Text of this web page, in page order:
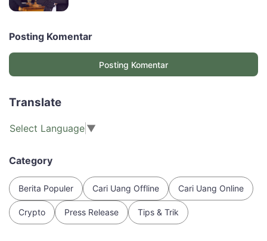
Posting Komentar
Posting Komentar
Translate
Select Language ▼
Category
Berita Populer Cari Uang Offline Cari Uang Online
Crypto Press Release Tips & Trik